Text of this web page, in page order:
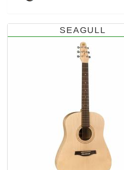
SEAGULL